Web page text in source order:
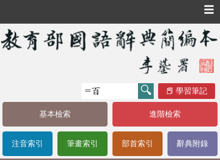
☰
學習筆記
基本檢索 進階檢索
注音索引 筆畫索引 部首索引 辭典附錄